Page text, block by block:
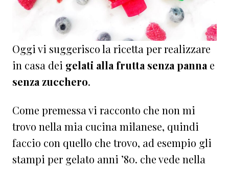
Oggi vi suggerisco la ricetta per realizzare
in casa dei gelati alla frutta senza panna e
senza zucchero.
Come premessa vi racconto che non mi
trovo nella mia cucina milanese, quindi
faccio con quello che trovo, ad esempio gli
stampi per gelato anni ’80. che vede nella